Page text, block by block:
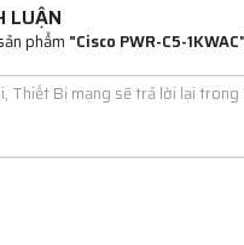
LUẬN
phẩm "Cisco PWR-C5-